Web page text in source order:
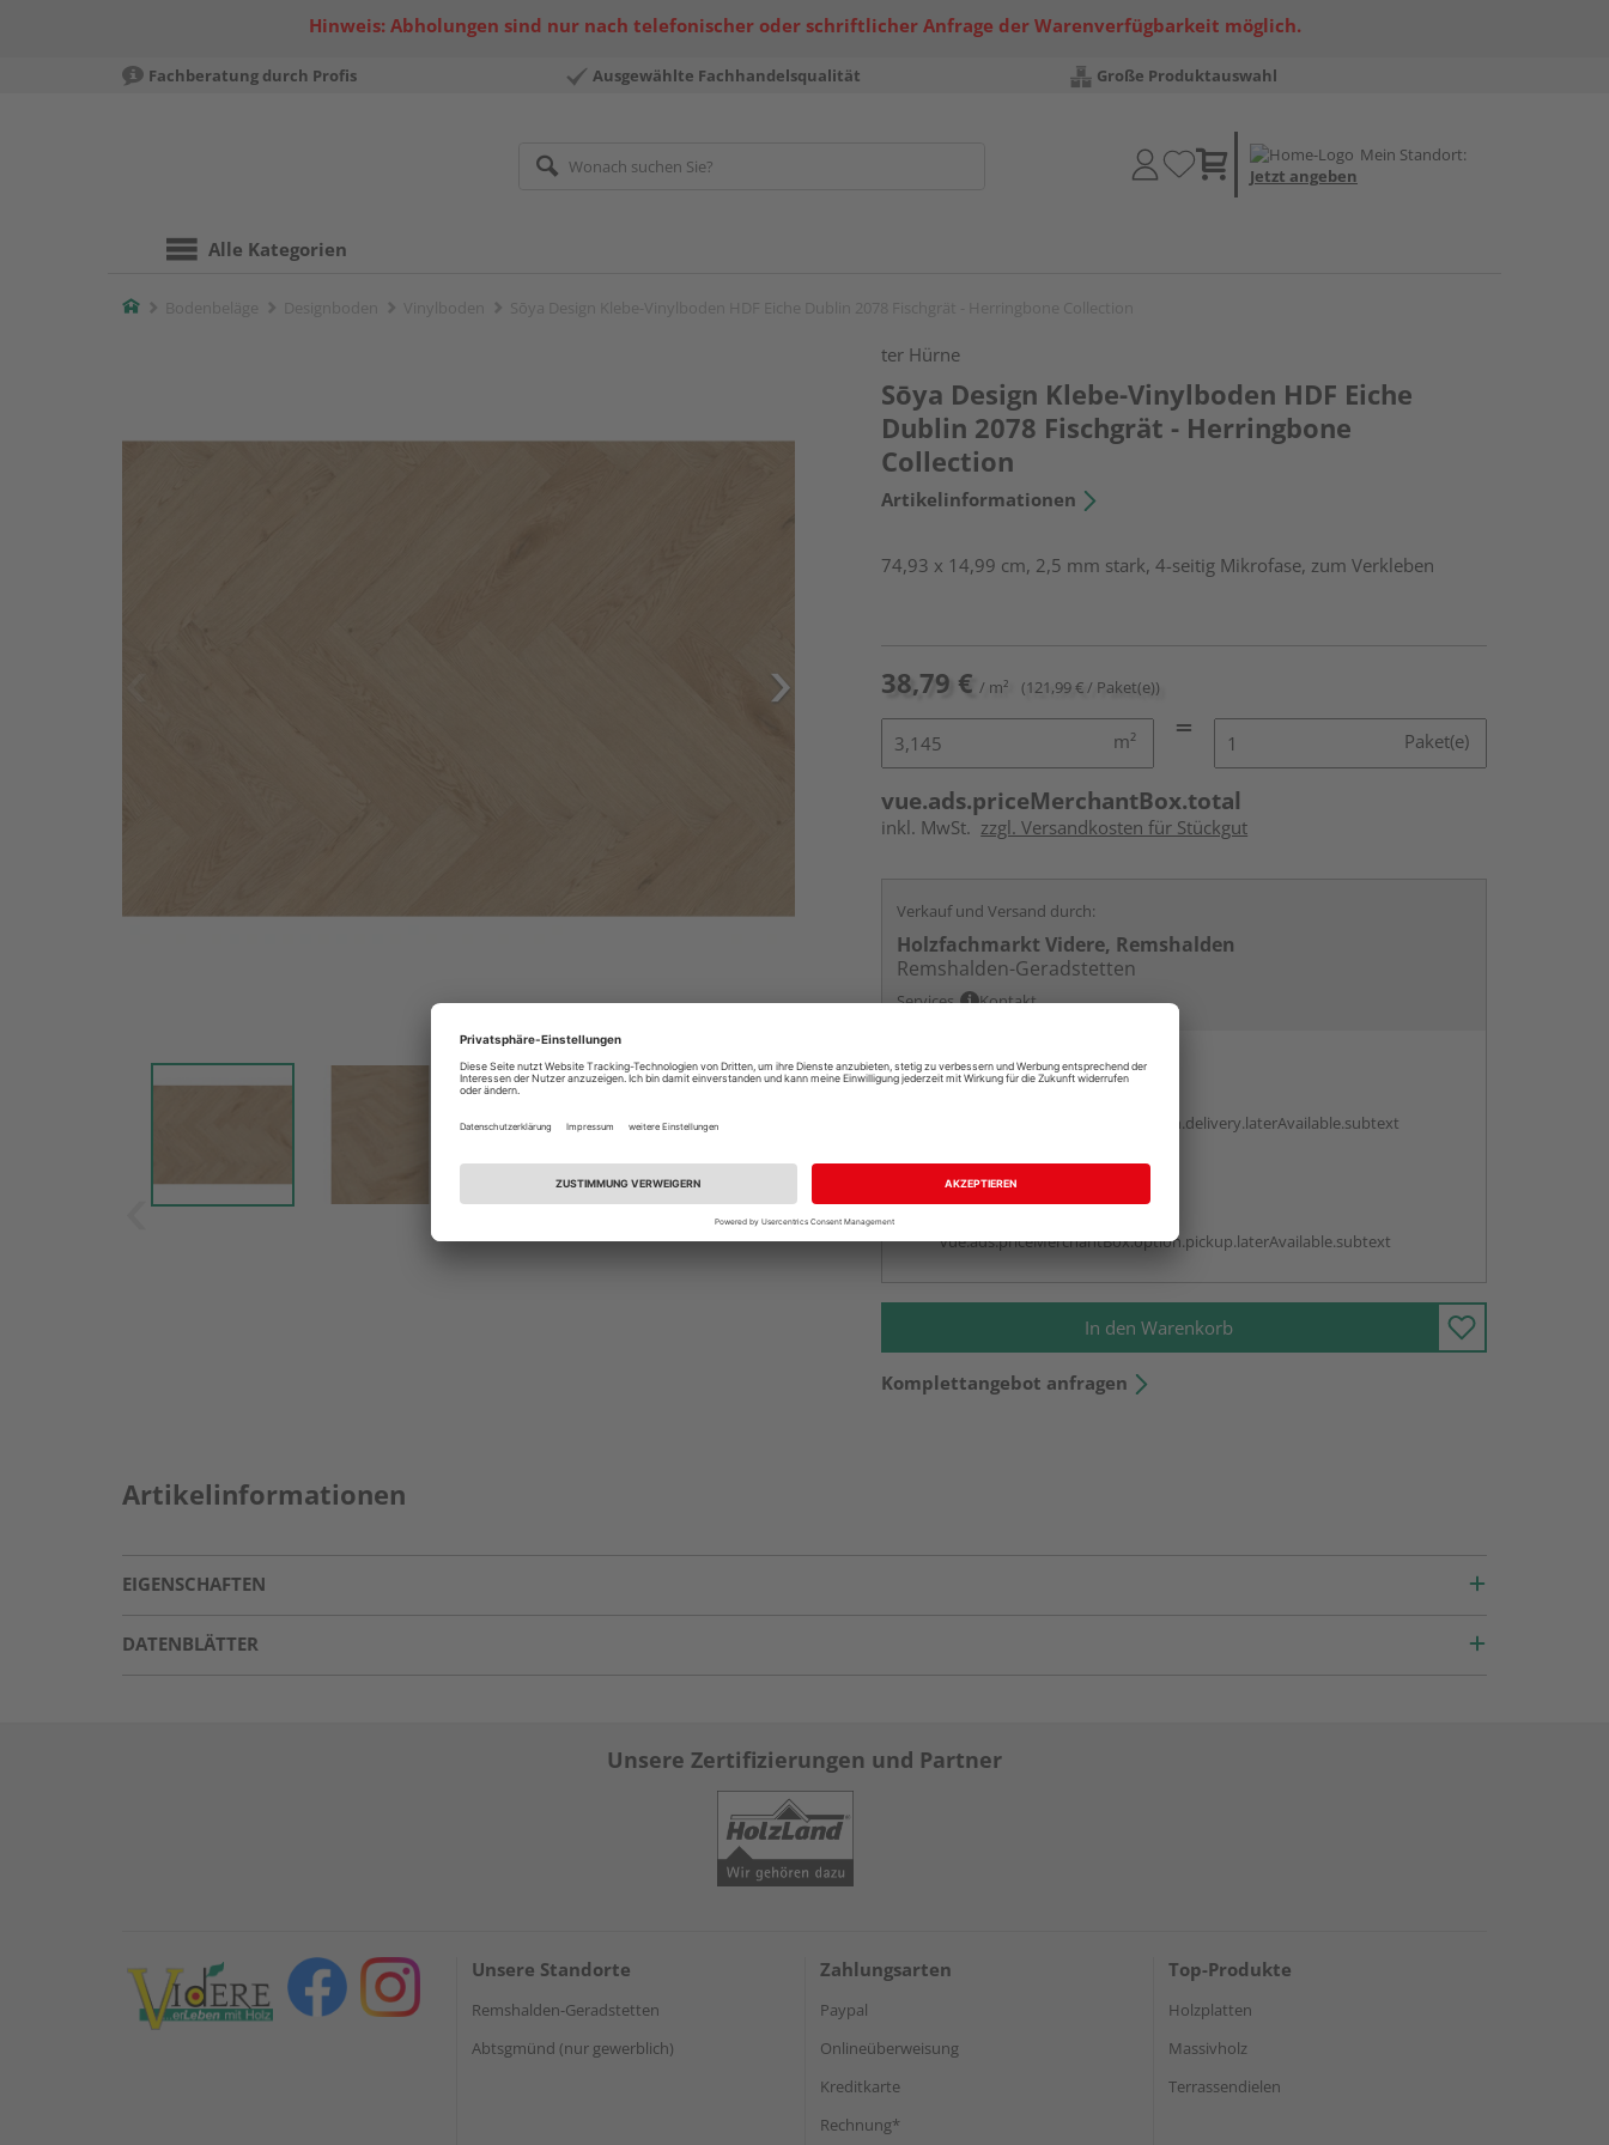
Hinweis: Abholungen sind nur nach telefonischer oder schriftlicher Anfrage der Warenverfügbarkeit möglich.
Fachberatung durch Profis Ausgewählte Fachhandelsqualität Große Produktauswahl
Mein Standort:
Jetzt angeben
Alle Kategorien
Home
ter Hürne
Sōya Design Klebe-Vinylboden HDF Eiche
Dublin 2078 Fischgrät - Herringbone
Collection
Artikelinformationen
74,93 x 14,99 cm, 2,5 mm stark, 4-seitig Mikrofase, zum Verkleben
38,79 € / m² (121,99 € / Paket(e))
m² Paket(e)
vue.ads.priceMerchantBox.total
inkl. MwSt. zzgl. Versandkosten für Stückgut
Verkauf und Versand durch:
Holzfachmarkt Videre, Remshalden
Remshalden-Geradstetten
Services Kontakt
Online bestellen
vue.ads.priceMerchantBox.option.delivery.laterAvailable.subtext
Beim Händler abholen
vue.ads.priceMerchantBox.option.pickup.laterAvailable.subtext
In den Warenkorb
Komplettangebot anfragen
Artikelinformationen
EIGENSCHAFTEN
DATENBLÄTTER
Unsere Zertifizierungen und Partner
Unsere Standorte
Remshalden-Geradstetten
Abtsgmünd (nur gewerblich)
Zahlungsarten
Paypal
Onlineüberweisung
Kreditkarte
Rechnung*
Top-Produkte
Holzplatten
Massivholz
Terrassendielen